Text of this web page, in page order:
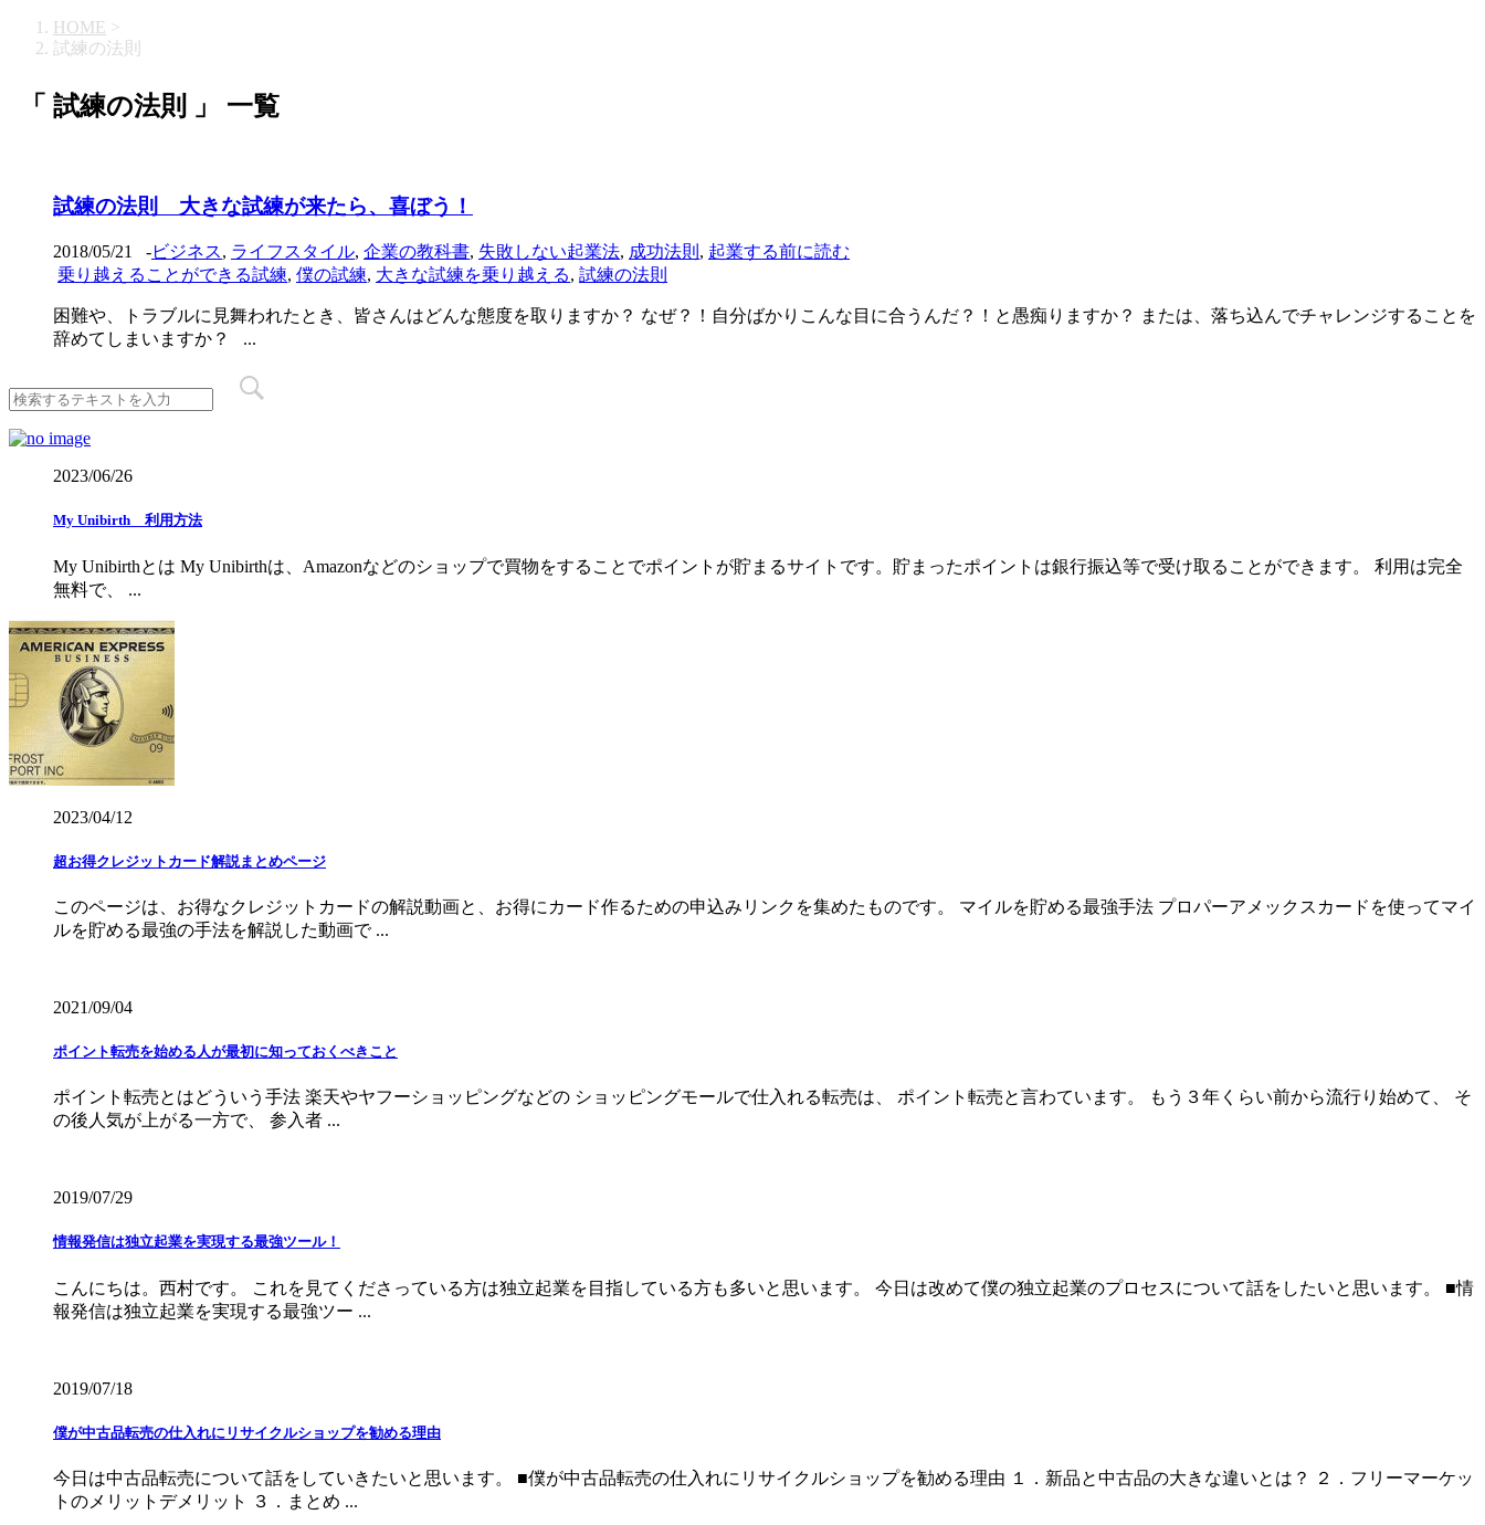
HOME >
試練の法則
「 試練の法則 」 一覧
試練の法則 大きな試練が来たら、喜ぼう！
2018/05/21 -ビジネス, ライフスタイル, 企業の教科書, 失敗しない起業法, 成功法則 , 起業する前に読む
乗り越えることができる試練, 僕の試練, 大きな試練を乗り越える, 試練の法則
困難や、トラブルに見舞われたとき、皆さんはどんな態度を取りますか？ なぜ？！自分ばかりこんな目に合うんだ？！と愚痴りますか？ または、落ち込んでチャレンジすることを
辞めてしまいますか？ ...
2023/06/26
My Unibirth 利用方法
My Unibirthとは My Unibirthは、Amazonなどのショップで買物をすることでポイントが貯まるサイトです。貯まったポイントは銀行振込等で受け取ることができます。 利用は完全
無料で、 ...
2023/04/12
超お得クレジットカード解説まとめページ
このページは、お得なクレジットカードの解説動画と、お得にカード作るための申込みリンクを集めたものです。 マイルを貯める最強手法 プロパーアメックスカードを使ってマイ
ルを貯める最強の手法を解説した動画で ...
2021/09/04
ポイント転売を始める人が最初に知っておくべきこと
ポイント転売とはどういう手法 楽天やヤフーショッピングなどの ショッピングモールで仕入れる転売は、 ポイント転売と言わています。 もう３年くらい前から流行り始めて、 そ
の後人気が上がる一方で、 参入者 ...
2019/07/29
情報発信は独立起業を実現する最強ツール！
こんにちは。西村です。 これを見てくださっている方は独立起業を目指している方も多いと思います。 今日は改めて僕の独立起業のプロセスについて話をしたいと思います。 ■情
報発信は独立起業を実現する最強ツー ...
2019/07/18
僕が中古品転売の仕入れにリサイクルショップを勧める理由
今日は中古品転売について話をしていきたいと思います。 ■僕が中古品転売の仕入れにリサイクルショップを勧める理由 １．新品と中古品の大きな違いとは？ ２．フリーマーケッ
トのメリットデメリット ３．まとめ ...